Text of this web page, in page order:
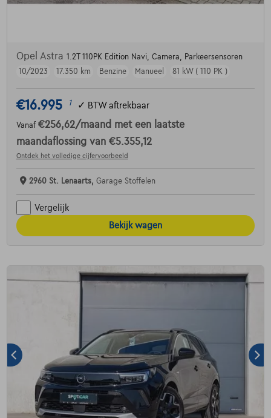
Opel Astra 1.2T 110PK Edition Navi, Camera, Parkeersensoren
10/2023
17.350 km Benzine Manueel 81 kW ( 110 PK )
€16.995 1 ✓ BTW aftrekbaar
Vanaf €256,62/maand met een laatste
maandaflossing van €5.355,12
Ontdek het volledige cijfervoorbeeld
2960 St. Lenaarts, Garage Stoffelen
Vergelijk
Bekijk wagen